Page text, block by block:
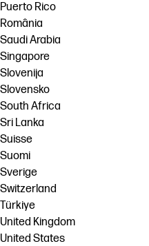
Puerto Rico
România
Saudi Arabia
Singapore
Slovenija
Slovensko
South Africa
Sri Lanka
Suisse
Suomi
Sverige
Switzerland
Türkiye
United Kingdom
United States